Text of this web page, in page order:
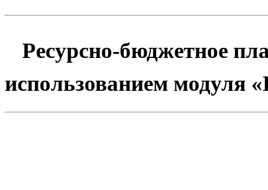
Ресурсно-бюджетное
использованием модуля